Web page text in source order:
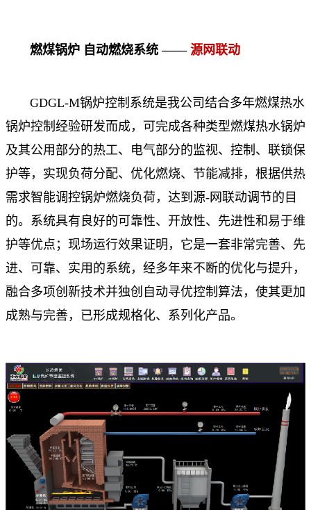
燃煤锅炉 自动燃烧系统 —— 源网联动
GDGL-M锅炉控制系统是我公司结合多年燃煤热水
锅炉控制经验研发而成，可完成各种类型燃煤热水锅炉
及其公用部分的热工、电气部分的监视、控制、联锁保
护等，实现负荷分配、优化燃烧、节能减排，根据供热
需求智能调控锅炉燃烧负荷，达到源-网联动调节的目
的。系统具有良好的可靠性、开放性、先进性和易于维
护等优点；现场运行效果证明，它是一套非常完善、先
进、可靠、实用的系统，经多年来不断的优化与提升，
融合多项创新技术并独创自动寻优控制算法，使其更加
成熟与完善，已形成规格化、系列化产品。